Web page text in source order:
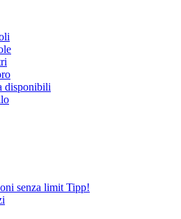
disponibili
senza limit Tipp!